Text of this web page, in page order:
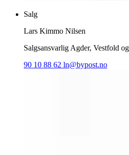
Salg
Lars Kimmo Nilsen
Salgsansvarlig Agder, Vestfold
90 10 88 62 ln@bypost.no